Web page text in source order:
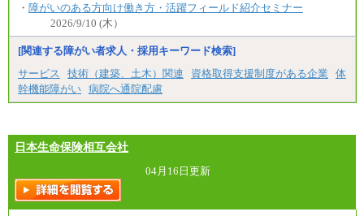
・ 障がいのある方向け働き方・活躍フィールド紹介セミナー
2026/9/10 (木）
[関連する障がい者求人・採用キーワード検索]
サービス
技術（建築、土木）関連 資格取得支援制度がある企業
体
幹機能障がい 病院へ通院配慮
日本生命保険相互会社
04月16日更新